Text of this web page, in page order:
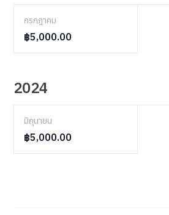
กรกฎาคม
฿5,000.00
2024
มิถุนายน
฿5,000.00